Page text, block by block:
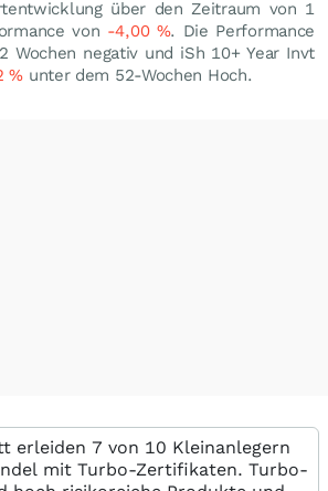
über den Zeitraum von 1
von -4,00 %. Die Performance
Wochen negativ und iSh 10+ Year Invt
% unter dem 52-Wochen Hoch.
erleiden 7 von 10 Kleinanlegern
mit Turbo-Zertifikaten. Turbo-